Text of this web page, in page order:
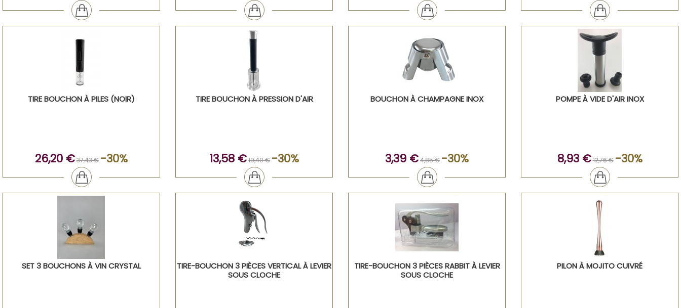
TIRE BOUCHON À PILES (NOIR)
26,20 €37,43 € -30%
TIRE BOUCHON À PRESSION D'AIR
13,58 €19,40 € -30%
BOUCHON À CHAMPAGNE INOX
3,39 €4,85 € -30%
POMPE À VIDE D'AIR INOX
8,93 €12,76 € -30%
SET 3 BOUCHONS À VIN CRYSTAL
TIRE-BOUCHON 3 PIÈCES VERTICAL À LEVIER
SOUS CLOCHE
TIRE-BOUCHON 3 PIÈCES RABBIT À LEVIER
SOUS CLOCHE
PILON À MOJITO CUIVRÉ